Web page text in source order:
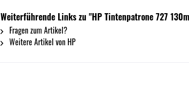
Weiterführende Links zu "HP Tintenpatrone 727
Fragen zum Artikel?
Weitere Artikel von HP